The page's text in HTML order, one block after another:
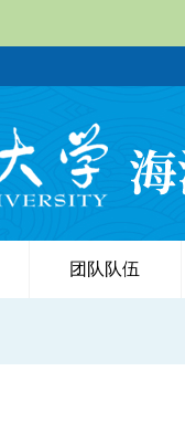
团队队伍